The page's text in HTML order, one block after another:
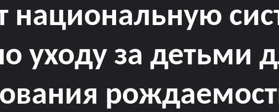
национальную
уходу за детьми